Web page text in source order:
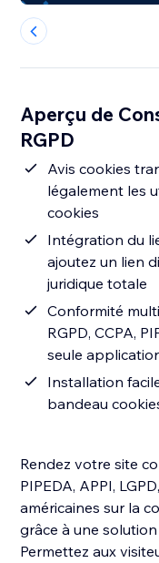
Aperçu de
RGPD
Avis cookies
légalement les
cookies
Intégration du
ajoutez un lien
juridique totale
Conformité
RGPD, CCPA,
seule
Installation
bandeau
Rendez votre site
PIPEDA, APPI,
américaines sur la
grâce à une
Permettez aux